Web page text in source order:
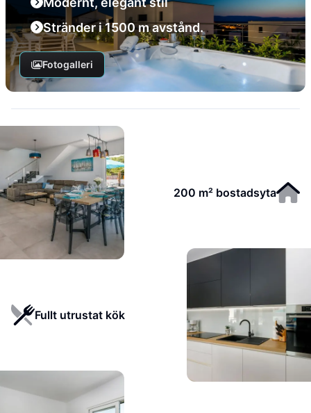
Stränder i 1500 m avstånd.
Fotogalleri
200 m² bostadsyta
Fullt utrustat kök